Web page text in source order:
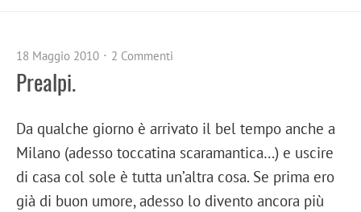
18 Maggio 2010 2 Commenti
Prealpi.
Da qualche giorno è arrivato il bel tempo anche a
Milano (adesso toccatina scaramantica…) e uscire
di casa col sole è tutta un’altra cosa. Se prima ero
già di buon umore, adesso lo divento ancora più